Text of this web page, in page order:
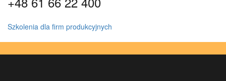
Szkolenia dla firm produkcyjnych